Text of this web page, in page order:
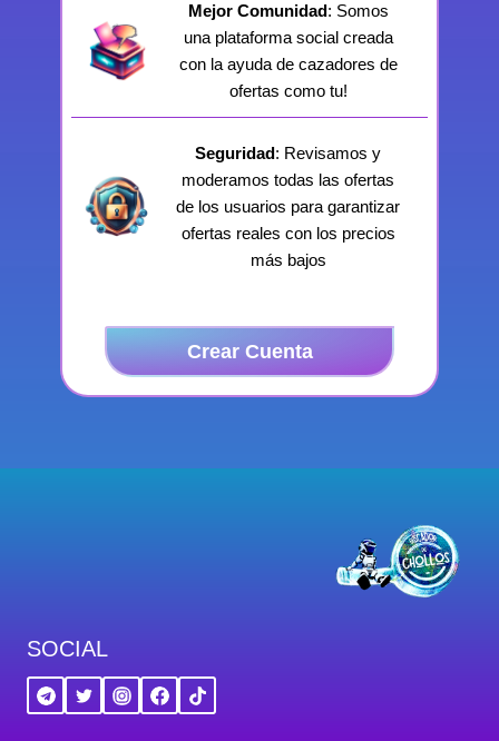
Mejor Comunidad: Somos
una plataforma social creada
con la ayuda de cazadores de
ofertas como tu!
Seguridad: Revisamos y
moderamos todas las ofertas
de los usuarios para garantizar
ofertas reales con los precios
más bajos
Crear Cuenta
SOCIAL